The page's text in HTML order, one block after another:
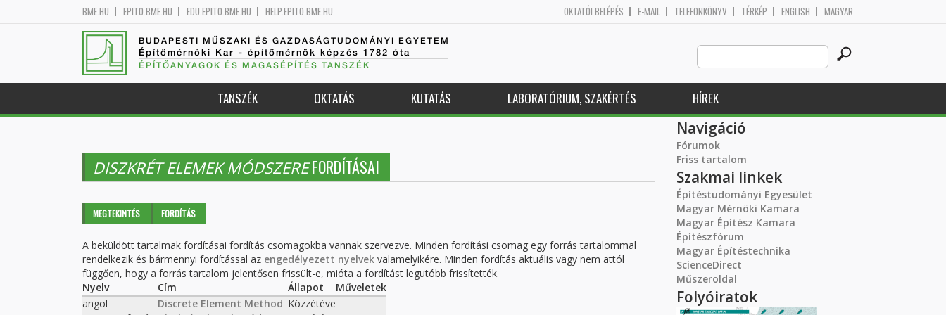
BME.HU EPITO.BME.HU EDU.EPITO.BME.HU HELP.EPITO.BME.HU OKTATÓI BELÉPÉS E-MAIL TELEFONKÖNYV TÉRKÉP ENGLISH MAGYAR
BUDAPESTI MŰSZAKI ÉS GAZDASÁGTUDOMÁNYI EGYETEM
Építőmérnöki Kar - építőmérnök képzés 1782 óta
ÉPÍTŐANYAGOK ÉS MAGASÉPÍTÉS TANSZÉK
Search
this
site
TANSZÉK OKTATÁS KUTATÁS LABORATÓRIUM, SZAKÉRTÉS HÍREK
DISZKRÉT ELEMEK MÓDSZEREFORDÍTÁSAI
Elsődleges fülek
MEGTEKINTÉS FORDÍTÁS
A beküldött tartalmak fordításai fordítás csomagokba vannak szervezve. Minden fordítási csomag egy forrás tartalommal
rendelkezik és bármennyi fordítással az engedélyezett nyelvek valamelyikére. Minden fordítás aktuális vagy nem attól
függően, hogy a forrás tartalom jelentősen frissült-e, mióta a fordítást legutóbb frissítették.
Nyelv
Cím Állapot
Műveletek
angol
Discrete Element Method Közzétéve
Navigáció
Fórumok
Friss tartalom
Szakmai linkek
Építéstudományi Egyesület
Magyar Mérnöki Kamara
Magyar Építész Kamara
Építészfórum
Magyar Építéstechnika
ScienceDirect
Műszeroldal
Folyóiratok